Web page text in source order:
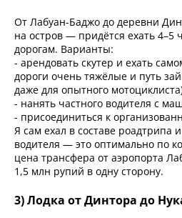
От Лабуан-Баджо до деревни
на остров — придётся ехать 4–5
дорогам. Варианты:
- арендовать скутер и ехать
дороги очень тяжёлые и путь
даже для опытного
- нанять частного водителя с
- присоединиться к
Я сам ехал в составе роадтрипа
водителя — это оптимально по
цена трансфера от аэропорта
1,5 млн рупий в одну сторону.
3) Лодка от Динтора до